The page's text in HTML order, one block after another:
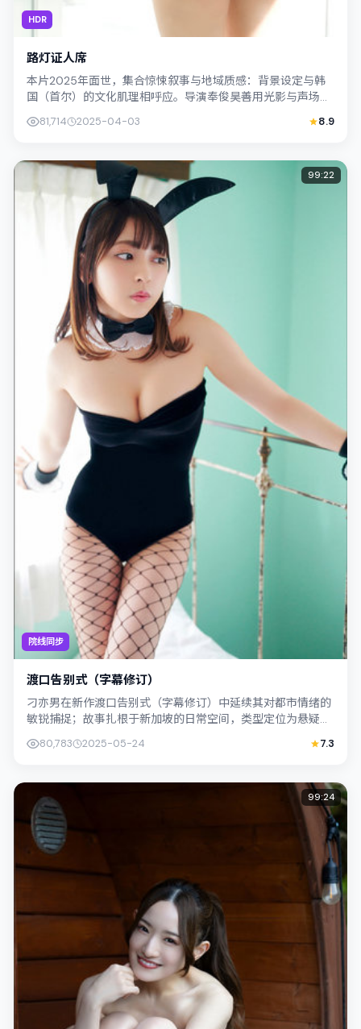
HDR
路灯证人席
本片2025年面世，集合惊悚叙事与地域质感：背景设定与韩
国（首尔）的文化肌理相呼应。导演奉俊昊善用光影与声场塑
81,714 2025-04-03 8.9
院线同步
99:22
渡口告别式（字幕修订）
刁亦男在新作渡口告别式（字幕修订）中延续其对都市情绪的
敏锐捕捉；故事扎根于新加坡的日常空间，类型定位为悬疑。
80,783 2025-05-24 7.3
99:24